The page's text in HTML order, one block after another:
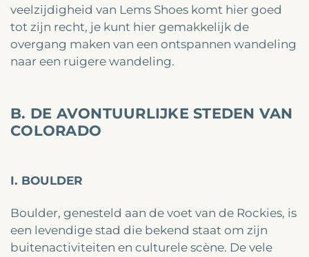
veelzijdigheid van Lems Shoes komt hier goed
tot zijn recht, je kunt hier gemakkelijk de
overgang maken van een ontspannen wandeling
naar een ruigere wandeling.
B. DE AVONTUURLIJKE STEDEN VAN
COLORADO
I. BOULDER
Boulder, genesteld aan de voet van de Rockies, is
een levendige stad die bekend staat om zijn
buitenactiviteiten en culturele scène. De vele